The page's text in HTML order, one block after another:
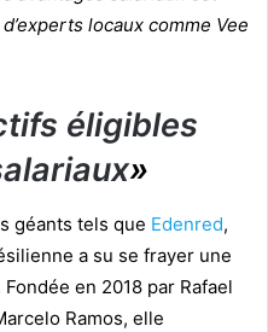
locaux comme Vee
éligibles
»
géants tels que Edenred,
a su se frayer une
en 2018 par Rafael
Ramos, elle